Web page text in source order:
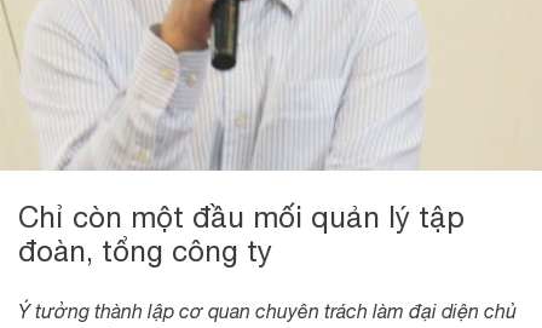
Chỉ còn một đầu mối quản lý tập
đoàn, tổng công ty
Ý tưởng thành lập cơ quan chuyên trách làm đại diện chủ